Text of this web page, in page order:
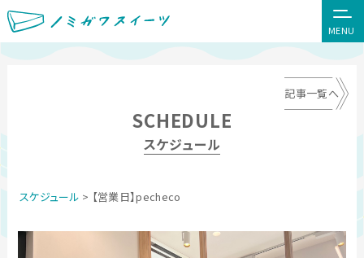
MENU
SCHEDULE
スケジュール
記事一覧へ
スケジュール > 【営業日】pecheco